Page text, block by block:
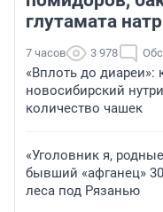
глутамата
7 часов 3 978
«Вплоть до диареи»:
новосибирский
количество чашек
«Уголовник я,
бывший «афганец»
леса под Рязанью